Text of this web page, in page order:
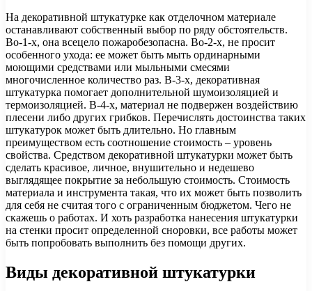
На декоративной штукатурке как отделочном материале
останавливают собственный выбор по ряду обстоятельств.
Во-1-х, она всецело пожаробезопасна. Во-2-х, не просит
особенного ухода: ее может быть мыть ординарными
моющими средствами или мыльными смесями
многочисленное количество раз. В-3-х, декоративная
штукатурка помогает дополнительной шумоизоляцией и
термоизоляцией. В-4-х, материал не подвержен воздействию
плесени либо других грибков. Перечислять достоинства таких
штукатурок может быть длительно. Но главным
преимуществом есть соотношение стоимость – уровень
свойства. Средством декоративной штукатурки может быть
сделать красивое, личное, внушительно и недешево
выглядящее покрытие за небольшую стоимость. Стоимость
материала и инструмента такая, что их может быть позволить
для себя не считая того с ограниченным бюджетом. Чего не
скажешь о работах. И хоть разработка нанесения штукатурки
на стенки просит определенной сноровки, все работы может
быть попробовать выполнить без помощи других.
Виды декоративной штукатурки